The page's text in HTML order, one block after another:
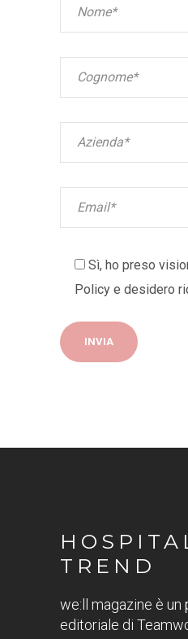
Sì, ho preso
Policy e desidero
TREND
we:ll magazine è un
editoriale di